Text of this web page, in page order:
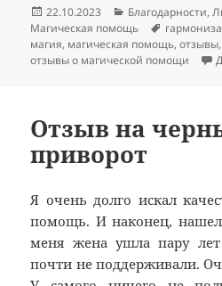
Опубликовано
22.10.2023 Рубрики
Благодарности,
Магическая помощь
Метки
магия, магическая помощь,отзывы
отзывы о магической помощи
Отзыв на
приворот
Я очень долго искал
помощь. И наконец,
меня жена ушла пару
почти не поддерживали.